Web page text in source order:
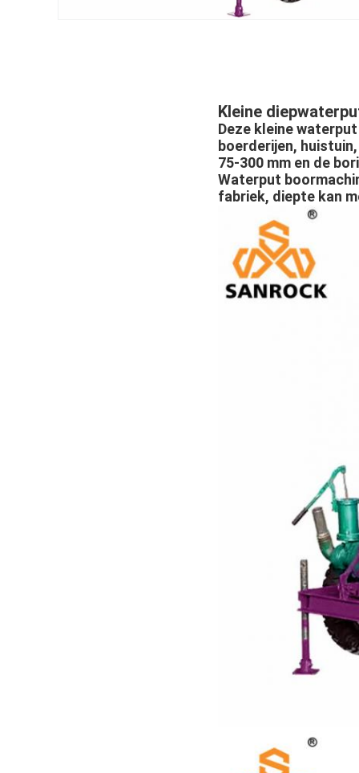
Kleine
Deze kleine
boerderijen,
75-300 mm en de
Waterput
fabriek, diepte kan